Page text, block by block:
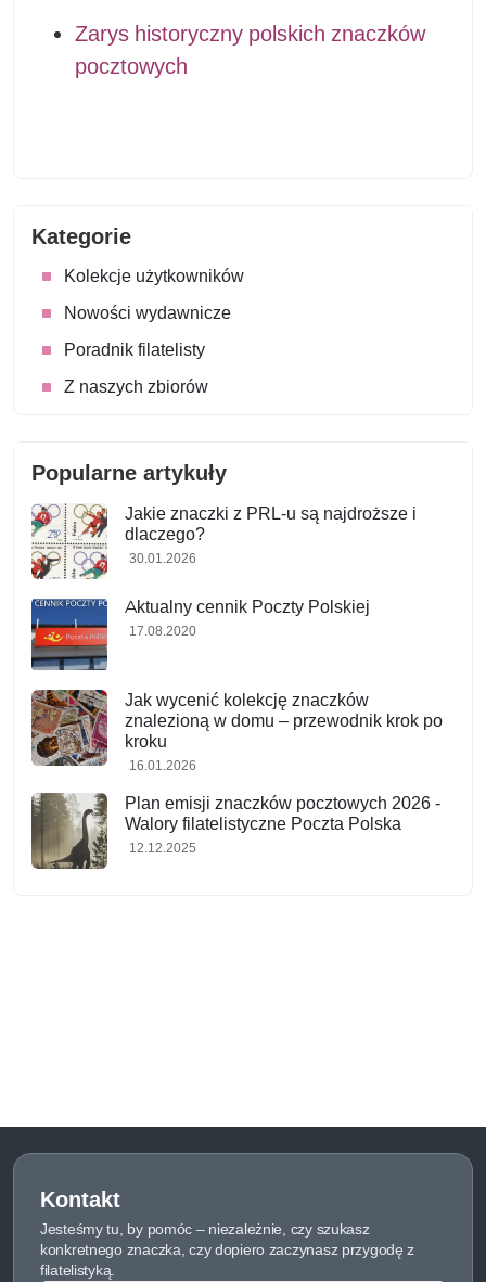
Zarys historyczny polskich znaczków
pocztowych
Kategorie
Kolekcje użytkowników
Nowości wydawnicze
Poradnik filatelisty
Z naszych zbiorów
Popularne artykuły
Jakie znaczki z PRL-u są najdroższe i
dlaczego?
30.01.2026
Aktualny cennik Poczty Polskiej
17.08.2020
Jak wycenić kolekcję znaczków
znalezioną w domu – przewodnik krok po
kroku
16.01.2026
Plan emisji znaczków pocztowych 2026 -
Walory filatelistyczne Poczta Polska
12.12.2025
Kontakt
Jesteśmy tu, by pomóc – niezależnie, czy szukasz
konkretnego znaczka, czy dopiero zaczynasz przygodę z
filatelistyką.